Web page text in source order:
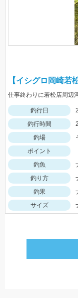
【イシグロ岡崎若
釣行日
釣行時間
釣場
ポイント
釣魚
釣り方
釣果
サイズ